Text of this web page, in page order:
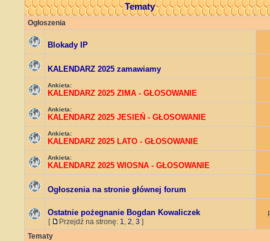
Tematy
Ogłoszenia
Blokady IP
KALENDARZ 2025 zamawiamy
Ankieta:
KALENDARZ 2025 ZIMA - GŁOSOWANIE
Ankieta:
KALENDARZ 2025 JESIEŃ - GŁOSOWANIE
Ankieta:
KALENDARZ 2025 LATO - GŁOSOWANIE
Ankieta:
KALENDARZ 2025 WIOSNA - GŁOSOWANIE
Ogłoszenia na stronie głównej forum
Ostatnie pożegnanie Bogdan Kowaliczek
[ Przejdź na stronę: 1, 2, 3 ]
Tematy